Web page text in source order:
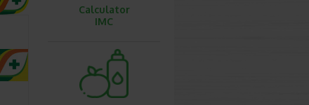
Calculator
IMC